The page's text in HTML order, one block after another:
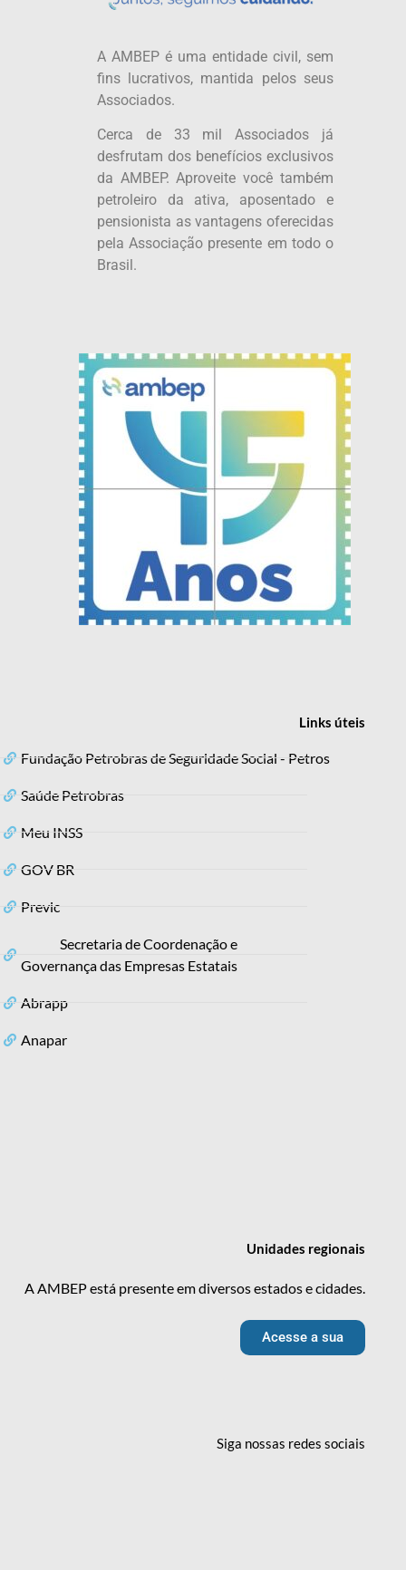
A AMBEP é uma entidade civil, sem
fins lucrativos, mantida pelos seus
Associados.
Cerca de 33 mil Associados já
desfrutam dos benefícios exclusivos
da AMBEP. Aproveite você também
petroleiro da ativa, aposentado e
pensionista as vantagens oferecidas
pela Associação presente em todo o
Brasil.
Linksúteis
Fundação Petrobras de Seguridade Social - Petros
Saúde Petrobras
Meu INSS
GOV BR
Previc
Secretaria de Coordenação e
Governança das Empresas Estatais
Abrapp
Anapar
Unidades regionais
A AMBEP está presente em diversos estados e cidades.
Acesse a sua
Siga nossas redessociais